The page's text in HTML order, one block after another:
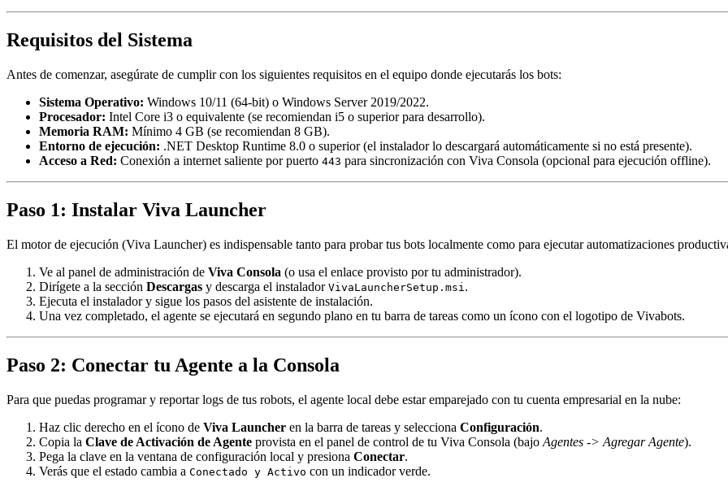
Requisitos del Sistema
Antes de comenzar, asegúrate de cumplir con los siguientes requisitos en el equipo donde ejecutarás los bots:
Sistema Operativo: Windows 10/11 (64-bit) o Windows Server 2019/2022.
Procesador: Intel Core i3 o equivalente (se recomiendan i5 o superior para desarrollo).
Memoria RAM: Mínimo 4 GB (se recomiendan 8 GB).
Entorno de ejecución: .NET Desktop Runtime 8.0 o superior (el instalador lo descargará automáticamente si no está presente).
Acceso a Red: Conexión a internet saliente por puerto 443 para sincronización con Viva Consola (opcional para ejecución offline).
Paso 1: Instalar Viva Launcher
El motor de ejecución (Viva Launcher) es indispensable tanto para probar tus bots localmente como para ejecutar automatizaciones
Ve al panel de administración de Viva Consola (o usa el enlace provisto por tu administrador).
Dirígete a la sección Descargas y descarga el instalador VivaLauncherSetup.msi .
Ejecuta el instalador y sigue los pasos del asistente de instalación.
Una vez completado, el agente se ejecutará en segundo plano en tu barra de tareas como un ícono con el logotipo de Vivabots.
Paso 2: Conectar tu Agente a la Consola
Para que puedas programar y reportar logs de tus robots, el agente local debe estar emparejado con tu cuenta empresarial en la nube:
Haz clic derecho en el ícono de Viva Launcher en la barra de tareas y selecciona Configuración.
Copia la Clave de Activación de Agente provista en el panel de control de tu Viva Consola (bajo Agentes -> Agregar Agente).
Pega la clave en la ventana de configuración local y presiona Conectar.
Verás que el estado cambia a Conectado y Activo con un indicador verde.